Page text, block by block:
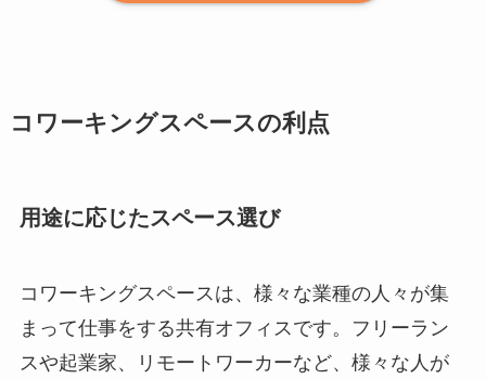
コワーキングスペースの利点
用途に応じたスペース選び
コワーキングスペースは、様々な業種の人々が集
まって仕事をする共有オフィスです。フリーラン
スや起業家、リモートワーカーなど、様々な人が